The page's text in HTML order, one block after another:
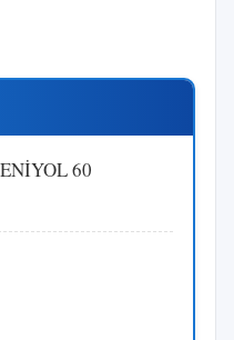
60